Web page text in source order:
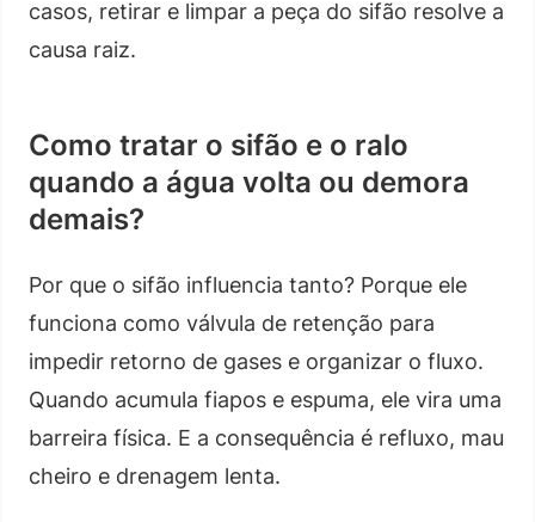
casos, retirar e limpar a peça do sifão resolve a
causa raiz.
Como tratar o sifão e o ralo
quando a água volta ou demora
demais?
Por que o sifão influencia tanto? Porque ele
funciona como válvula de retenção para
impedir retorno de gases e organizar o fluxo.
Quando acumula fiapos e espuma, ele vira uma
barreira física. E a consequência é refluxo, mau
cheiro e drenagem lenta.